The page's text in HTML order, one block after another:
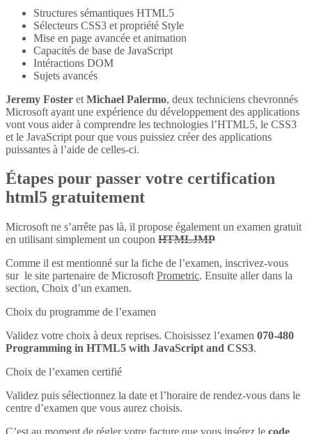
Structures sémantiques HTML5
Sélecteurs CSS3 et propriété Style
Mise en page avancée et animation
Capacités de base de JavaScript
Intéractions DOM
Sujets avancés
Jeremy Foster et Michael Palermo, deux techniciens chevronnés
Microsoft ayant une expérience du développement des applications
vont vous aider à comprendre les technologies l’HTML5, le CSS3
et le JavaScript pour que vous puissiez créer des applications
puissantes à l’aide de celles-ci.
Étapes pour passer votre certification
html5 gratuitement
Microsoft ne s’arrête pas là, il propose également un examen gratuit
en utilisant simplement un coupon HTMLJMP
Comme il est mentionné sur la fiche de l’examen, inscrivez-vous
sur le site partenaire de Microsoft Prometric. Ensuite aller dans la
section, Choix d’un examen.
Choix du programme de l’examen
Validez votre choix à deux reprises. Choisissez l’examen 070-480
Programming in HTML5 with JavaScript and CSS3.
Choix de l’examen certifié
Validez puis sélectionnez la date et l’horaire de rendez-vous dans le
centre d’examen que vous aurez choisis.